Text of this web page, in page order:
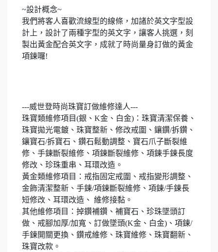
~設計概念~
我們將客人喜歡流線型的線條，加諸於英文字型設
計上，設計了兩種字型的英文字，讓客人挑選，刻
製出黃金配合英文字，成就了時尚量身訂做的黃金
項鍊囉!
---威世登時尚珠寶訂做維修達人---
珠寶類維修項目(銀、K金、白金)：珠寶清潔保養、
珠寶拋光電鍍、珠寶整新、修改戒圍、鑲鑽/拆鑽、
鑲寶石/拆寶石、鑽石鬆動調整、寶石爪子斷裂維
修、手鍊斷裂維修、項鍊斷裂維修、項鍊手鍊長度
修改、珍珠重串、耳環改造。
黃金類維修項目：戒指固定戒圍、戒指變形調整、
金飾清潔整新、手鍊/項鍊斷裂維修、項鍊/手鍊長
短修改、耳環改造、 維修接黏。
其他維修項目：掉鑽補鑽、補寶石、珍珠墜頭訂
做、戒腳加厚/加寬、訂做墜頭(K金、白金)、項鍊/
手鍊開關更換、鑽戒維修、珠寶維修、珠寶翻新、
珠寶改款。